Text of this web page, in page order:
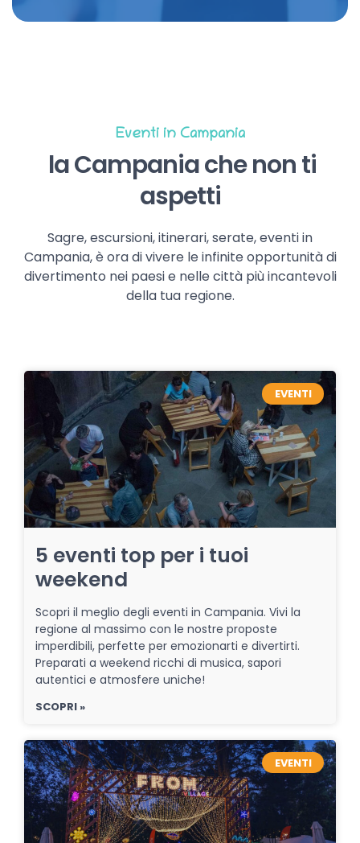
Eventi in Campania
la Campania che non ti
aspetti
Sagre, escursioni, itinerari, serate, eventi in
Campania, è ora di vivere le infinite opportunità di
divertimento nei paesi e nelle città più incantevoli
della tua regione.
EVENTI
5 eventi top per i tuoi
weekend
Scopri il meglio degli eventi in Campania. Vivi la
regione al massimo con le nostre proposte
imperdibili, perfette per emozionarti e divertirti.
Preparati a weekend ricchi di musica, sapori
autentici e atmosfere uniche!
SCOPRI »
EVENTI